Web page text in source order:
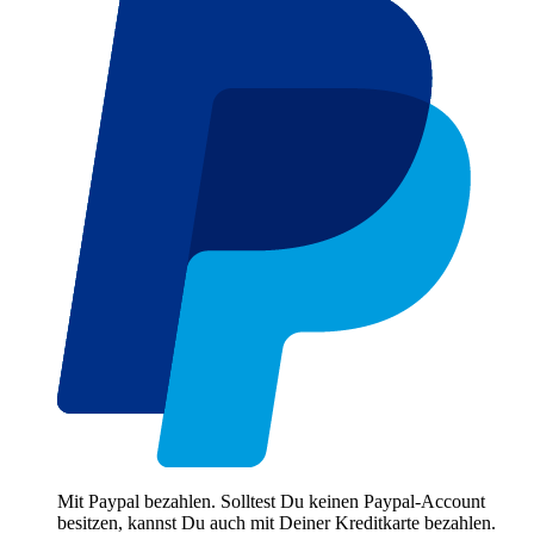
Mit Paypal bezahlen. Solltest Du keinen Paypal-Account
besitzen, kannst Du auch mit Deiner Kreditkarte bezahlen.